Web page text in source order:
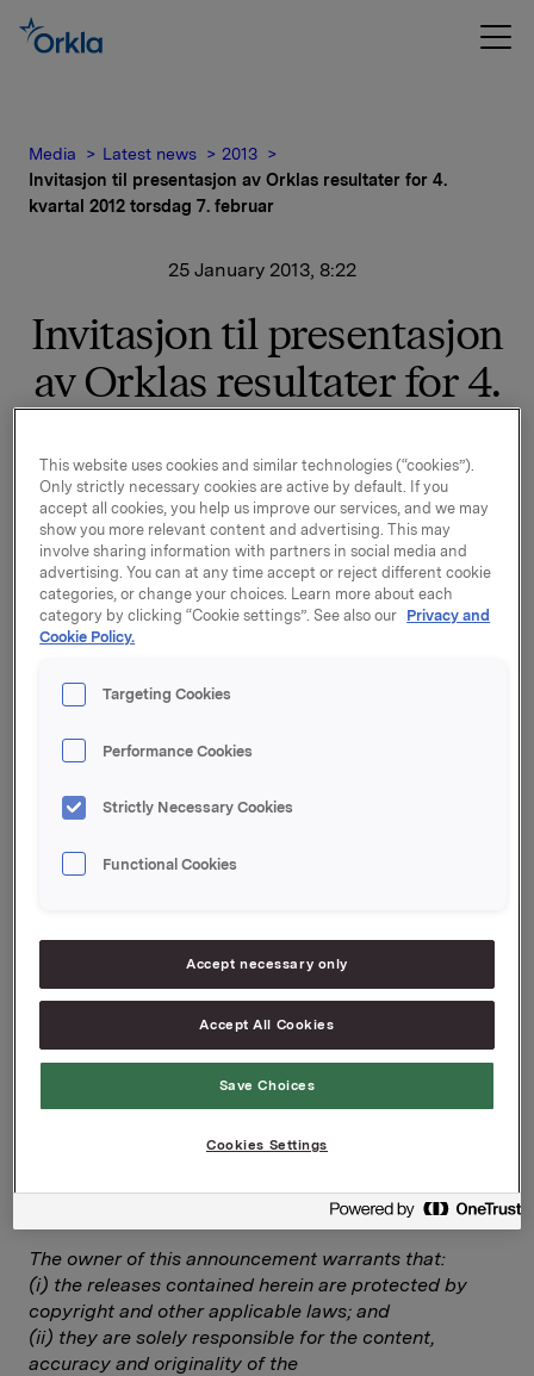
Media Latest news
2013
Invitasjon til presentasjon av Orklas resultater for 4.
kvartal 2012 torsdag 7. februar
25 January 2013, 8:22
Invitasjon til presentasjon
av Orklas resultater for 4.
februar
Orkla offentliggjør resultater for 4. kvartal 2012
torsdag 7. februar 2013 kl. 07.00. Kvartalsrapporten
og presentasjonsmaterialet blir samtidig gjort
tilgjengelig påwww.orkla.no.
Presentasjon av resultatene holdes kl 08.00 i Vika
Atrium Konferansesenter, Munkedamsveien 45, Oslo.
Presentasjonen samt påfølgende Q&A holdes på
engelsk og kan sees direkte via webcast på
på tlf: 21 03 33 95. Pinkode: 29228#.
Orkla ASA
Anders Kalleberg, Investor Relations
Tlf: 99 04 24 98
Denne opplysningen er informasjonspliktig etter
verdipapirhandelloven §5-12
Reuters on behalf of Thomson Reuters clients.
The owner of this announcement warrants that:
(i) the releases contained herein are protected by
copyright and other applicable laws; and
(ii) they are solely responsible for the content,
accuracy and originality of the
This website uses cookies and similar technologies (“cookies”).
Only strictly necessary cookies are active by default. If you
accept all cookies, you help us improve our services, and we may
show you more relevant content and advertising. This may
involve sharing information with partners in social media and
advertising. You can at any time accept or reject different cookie
categories, or change your choices. Learn more about each
category by clicking “Cookie settings”. See also our Privacy and
Cookie Policy.
Targeting Cookies
Performance Cookies
Strictly Necessary Cookies
Functional Cookies
Accept necessary only
Accept All Cookies
Save Choices
Cookies Settings